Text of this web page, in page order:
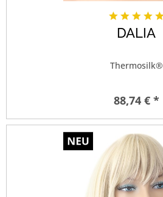
DALIA
Thermosilk®
88,74 € *